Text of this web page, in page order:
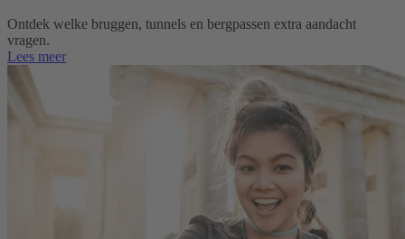
Ontdek welke bruggen, tunnels en bergpassen extra aandacht
vragen.
Lees meer